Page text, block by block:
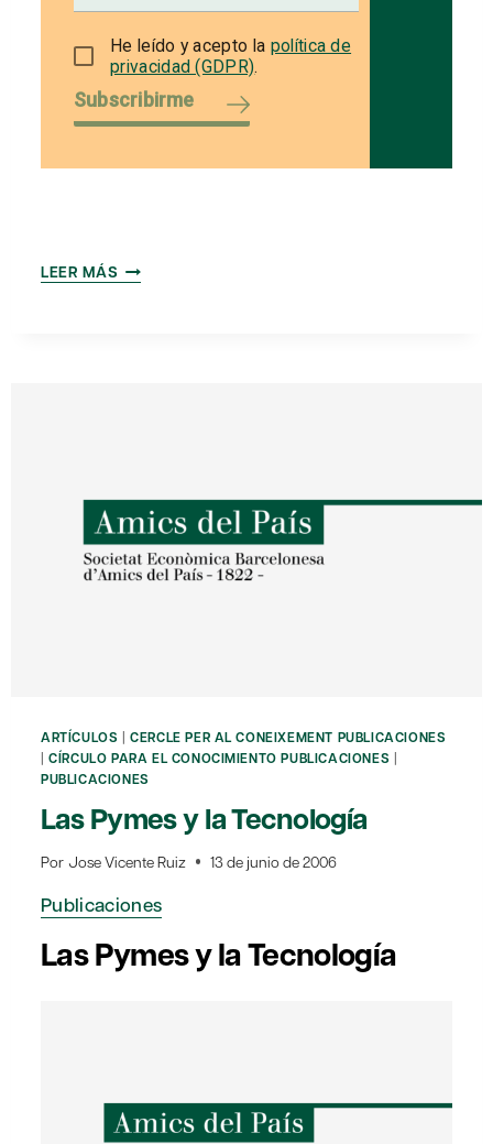
He leído y acepto la política de
privacidad (GDPR).
Subscribirme
LEER MÁS TRABAJAR
ARTÍCULOS |CERCLE PER AL CONEIXEMENT PUBLICACIONES
|CÍRCULO PARA EL CONOCIMIENTO PUBLICACIONES |
PUBLICACIONES
Las Pymes y la Tecnología
Por Jose Vicente Ruiz 13 de junio de 2006
Publicaciones
Las Pymes y la Tecnología